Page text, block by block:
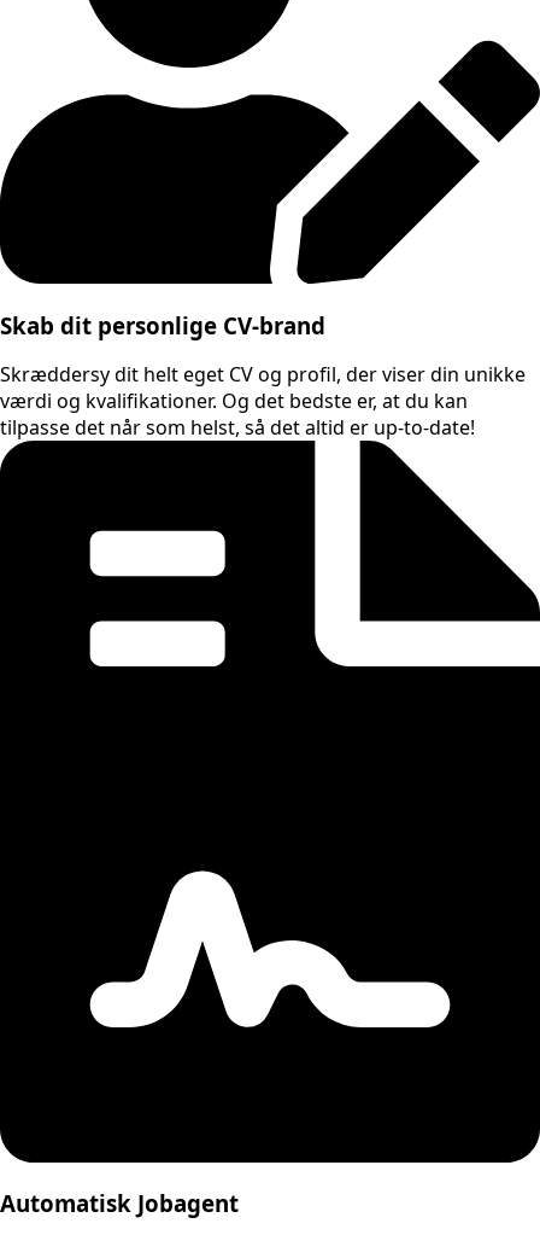
Skab dit personlige CV-brand
Skræddersy dit helt eget CV og profil, der viser din unikke
værdi og kvalifikationer. Og det bedste er, at du kan
tilpasse det når som helst, så det altid er up-to-date!
Automatisk Jobagent